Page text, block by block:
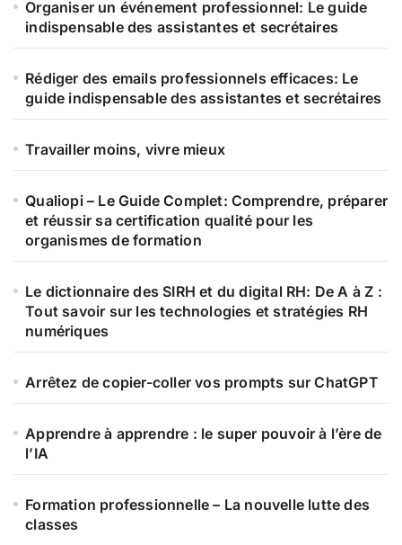
Organiser un événement professionnel: Le guide
indispensable des assistantes et secrétaires
Rédiger des emails professionnels efficaces: Le
guide indispensable des assistantes et secrétaires
Travailler moins, vivre mieux
Qualiopi – Le Guide Complet: Comprendre, préparer
et réussir sa certification qualité pour les
organismes de formation
Le dictionnaire des SIRH et du digital RH: De A à Z :
Tout savoir sur les technologies et stratégies RH
numériques
Arrêtez de copier-coller vos prompts sur ChatGPT
Apprendre à apprendre : le super pouvoir à l’ère de
l’IA
Formation professionnelle – La nouvelle lutte des
classes